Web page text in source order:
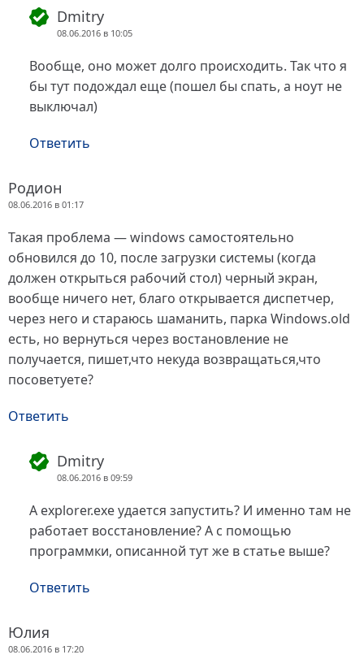
Dmitry
08.06.2016 в 10:05
Вообще, оно может долго происходить. Так что я
бы тут подождал еще (пошел бы спать, а ноут не
выключал)
Ответить
Родион
08.06.2016 в 01:17
Такая проблема — windows самостоятельно
обновился до 10, после загрузки системы (когда
должен открыться рабочий стол) черный экран,
вообще ничего нет, благо открывается диспетчер,
через него и стараюсь шаманить, парка Windows.old
есть, но вернуться через востановление не
получается, пишет,что некуда возвращаться,что
посоветуете?
Ответить
Dmitry
08.06.2016 в 09:59
А explorer.exe удается запустить? И именно там не
работает восстановление? А с помощью
программки, описанной тут же в статье выше?
Ответить
Юлия
08.06.2016 в 17:20